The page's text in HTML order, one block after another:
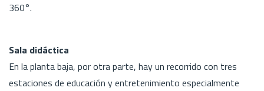
360°.
Sala didáctica
En la planta baja, por otra parte, hay un recorrido con tres
estaciones de educación y entretenimiento especialmente